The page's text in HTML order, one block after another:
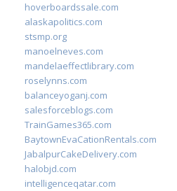
hoverboardssale.com
alaskapolitics.com
stsmp.org
manoelneves.com
mandelaeffectlibrary.com
roselynns.com
balanceyoganj.com
salesforceblogs.com
TrainGames365.com
BaytownEvaCationRentals.com
JabalpurCakeDelivery.com
halobjd.com
intelligenceqatar.com